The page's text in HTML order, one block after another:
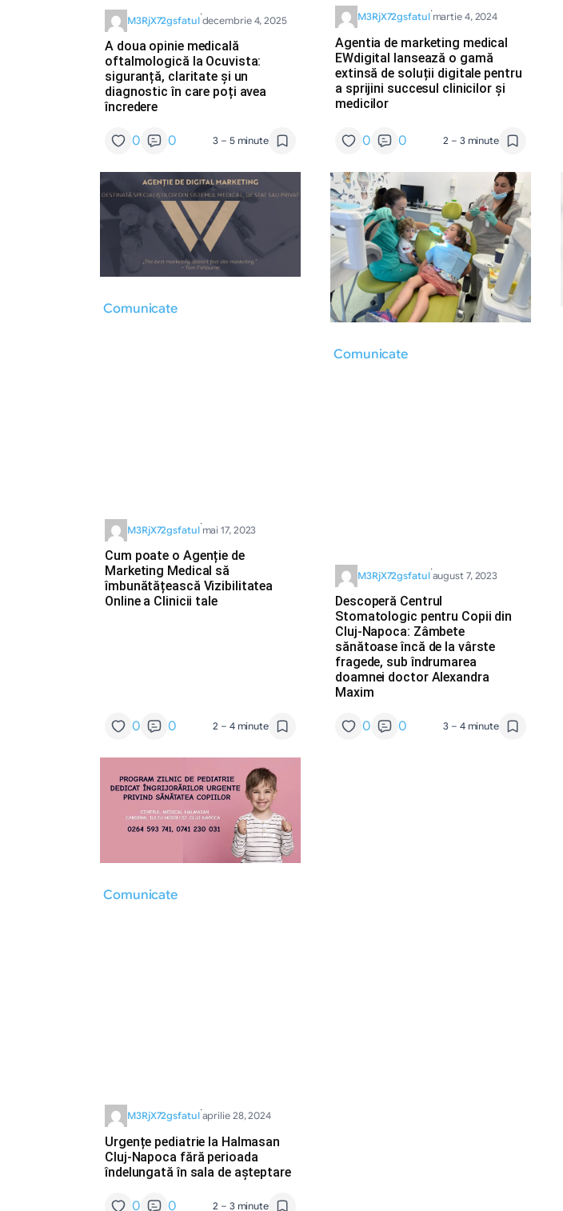
M3RjX72gsfatul
·
decembrie 4, 2025
A doua opinie medicală
oftalmologică la Ocuvista:
siguranță, claritate și un
diagnostic în care poți avea
încredere
0 0 3 – 5 minute
M3RjX72gsfatul
·
martie 4, 2024
Agentia de marketing medical
EWdigital lansează o gamă
extinsă de soluții digitale pentru
a sprijini succesul clinicilor și
medicilor
0 0 2 – 3 minute
Comunicate
M3RjX72gsfatul
·
mai 17, 2023
Cum poate o Agenție de
Marketing Medical să
îmbunătățească Vizibilitatea
Online a Clinicii tale
0 0 2 – 4 minute
Comunicate
M3RjX72gsfatul
·
august 7, 2023
Descoperă Centrul
Stomatologic pentru Copii din
Cluj-Napoca: Zâmbete
sănătoase încă de la vârste
fragede, sub îndrumarea
doamnei doctor Alexandra
Maxim
0 0 3 – 4 minute
Comunicate
M3RjX72gsfatul
·
aprilie 28, 2024
Urgențe pediatrie la Halmasan
Cluj-Napoca fără perioada
îndelungată în sala de așteptare
0 0 2 – 3 minute